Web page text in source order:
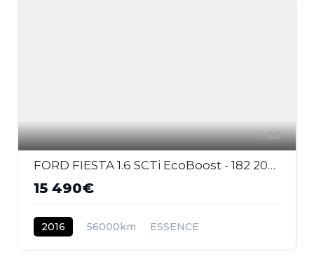
25
FORD FIESTA 1.6 SCTi EcoBoost - 182 2008 BERLINE ST PHASE 2
15 490€
2016 56000km ESSENCE